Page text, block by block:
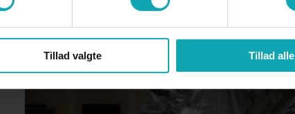
Tillad valgte Tillad alle